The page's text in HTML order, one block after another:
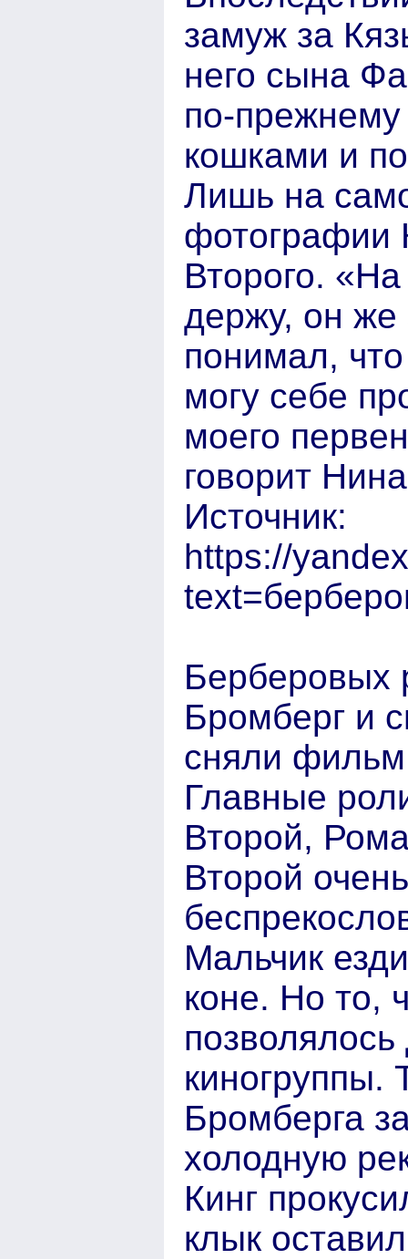
замуж за
него сына
по-прежнему
кошками и
Лишь на
фотографии
Второго.
держу, он же
понимал,
могу себе
моего
говорит
Источник:
https://
Берберовых
Бромберг и
сняли
Главные
Второй,
Второй
Мальчик
коне. Но то,
киногруппы.
Бромберга
холодную
Кинг
клык